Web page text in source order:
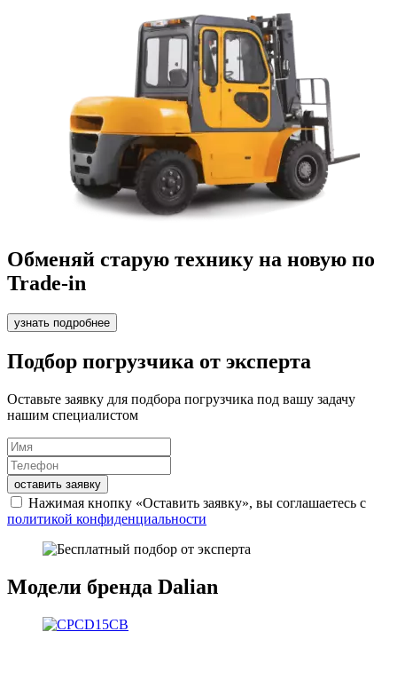
Обменяй старую технику на новую по
Trade-in
узнать подробнее
Подбор погрузчика от эксперта
Оставьте заявку для подбора погрузчика под вашу задачу
нашим специалистом
оставить заявку
Нажимая кнопку «Оставить заявку», вы соглашаетесь с
политикой конфиденциальности
Модели бренда Dalian